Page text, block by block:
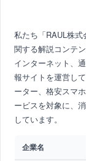
私たち「RAUL株
関する解説コンテ
インターネット、
報サイトを運営し
ーター、格安スマ
ービスを対象に、
しています。
企業名